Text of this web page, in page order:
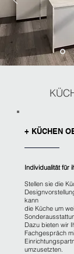
+ KÜCHEN
Individualität für
Stellen sie die
kann
die Küche um
Dazu bieten wir
Fachgespräch
umzusetzten.